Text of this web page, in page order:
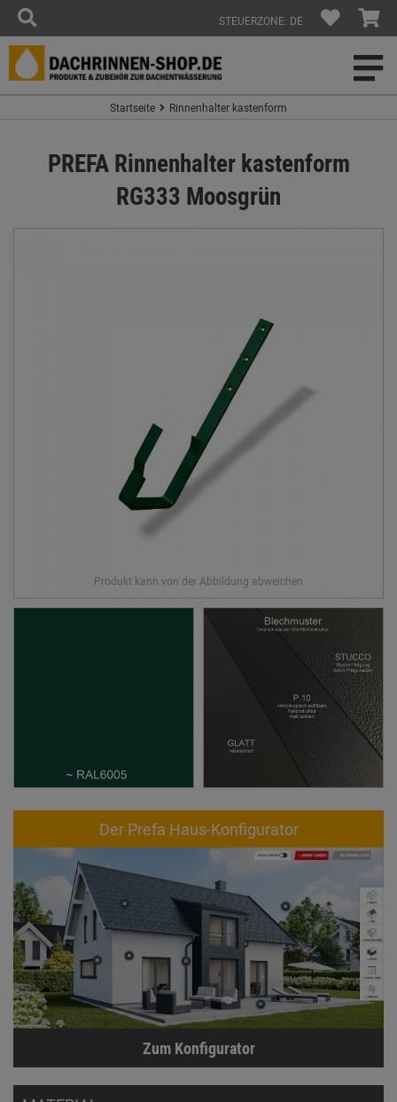
STEUERZONE: DE
Startseite Rinnenhalter kastenform
PREFA Rinnenhalter kastenform
RG333 Moosgrün
Der Prefa Haus-Konfigurator
Zum Konfigurator